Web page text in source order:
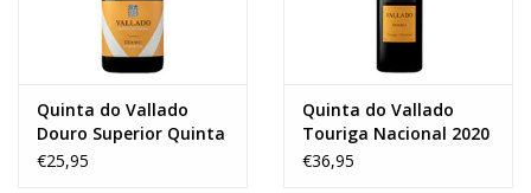
Quinta do Vallado
Douro Superior Quinta
do Orgal 2020
€25,95
Quinta do Vallado
Touriga Nacional 2020
€36,95